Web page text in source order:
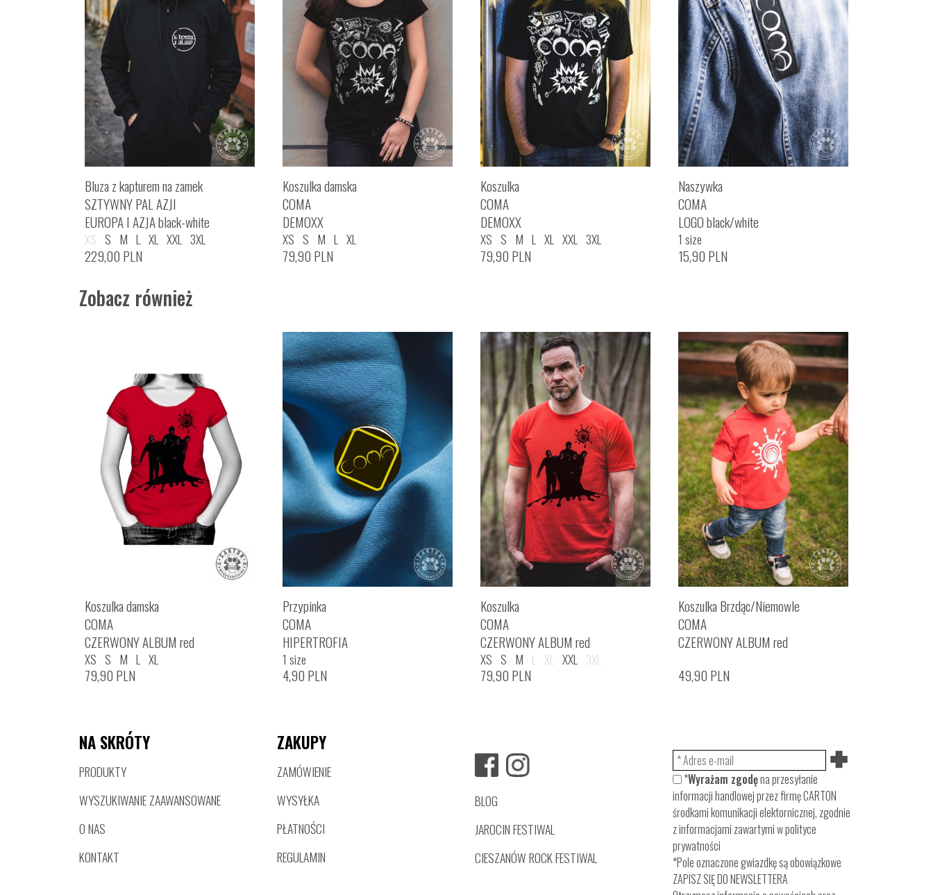
Bluza z kapturem na zamek
SZTYWNY PAL AZJI
EUROPA I AZJA black-white
XS S M L XL XXL 3XL
229,00 PLN
Koszulka damska
COMA
DEMOXX
XS S M L XL
79,90 PLN
Koszulka
COMA
DEMOXX
XS S M L XL XXL 3XL
79,90 PLN
Naszywka
COMA
LOGO black/white
1 size
15,90 PLN
Zobacz również
Koszulka damska
COMA
CZERWONY ALBUM red
XS S M L XL
79,90 PLN
Przypinka
COMA
HIPERTROFIA
1 size
4,90 PLN
Koszulka
COMA
CZERWONY ALBUM red
XS S M L XL XXL 3XL
79,90 PLN
Koszulka Brzdąc/Niemowle
COMA
CZERWONY ALBUM red
49,90 PLN
NA SKRÓTY
PRODUKTY
WYSZUKIWANIE ZAAWANSOWANE
O NAS
KONTAKT
ZAKUPY
ZAMÓWIENIE
WYSYŁKA
PŁATNOŚCI
REGULAMIN
BLOG
JAROCIN FESTIWAL
CIESZANÓW ROCK FESTIWAL
*Wyrażam zgodęna przesyłanie
informacji handlowej przez firmę CARTON
środkami komunikacji elektornicznej, zgodnie
z informacjami zawartymi wpolityce
prywatności
*Pole oznaczone gwiazdkę są obowiązkowe
ZAPISZ SIĘ DO NEWSLETTERA